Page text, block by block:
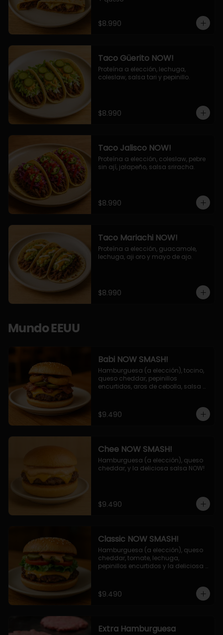
$8.990
Taco Güerito NOW!
Proteína a elección, lechuga,
coleslaw, salsa tari y pepinillo.
$8.990
Taco Jalisco NOW!
Proteína a elección, coleslaw, pebre
sin ají, jalapeño, salsa sriracha.
$8.990
Taco Mariachi NOW!
Proteína a elección, guacamole,
lechuga, aji oro y mayo de ajo.
$8.990
Mundo EEUU
Babi NOW SMASH!
Hamburguesa (a elección), tocino,
queso cheddar, pepinillos
encurtidos, aros de cebolla, salsa
$9.490
Chee NOW SMASH!
Hamburguesa (a elección), queso
cheddar, y la deliciosa salsa NOW!
$9.490
Classic NOW SMASH!
Hamburguesa (a elección), queso
cheddar, tomate, lechuga,
pepinillos encurtidos y la deliciosa
$9.490
Extra Hamburguesa